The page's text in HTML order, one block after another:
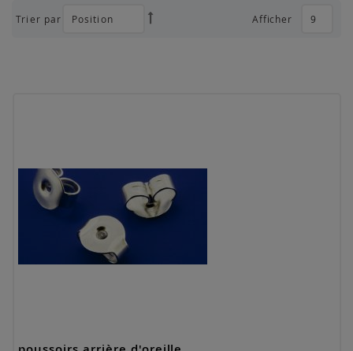
Afficher
Trier par
Par